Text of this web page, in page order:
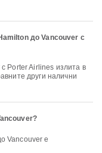
до Vancouver с
други налични